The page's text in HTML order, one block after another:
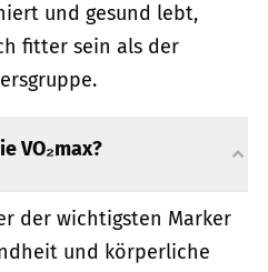
und gesund lebt,
fitter sein als der
VO₂max?
der wichtigsten Marker
und körperliche